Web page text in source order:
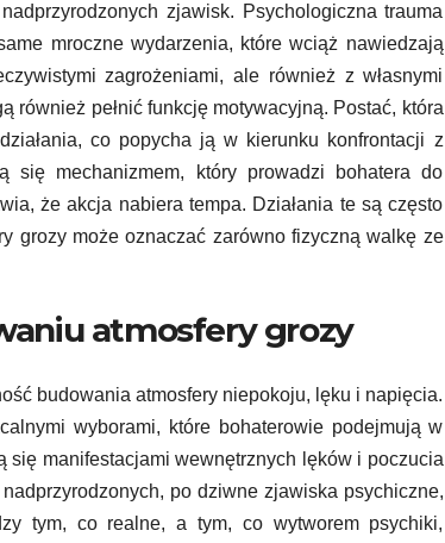
zjawisk. Psychologiczna trauma
mroczne wydarzenia, które wciąż nawiedzają
zagrożeniami, ale również z własnymi
również pełnić funkcję motywacyjną. Postać, która
co popycha ją w kierunku konfrontacji z
się mechanizmem, który prowadzi bohatera do
że akcja nabiera tempa. Działania te są często
grozy może oznaczać zarówno fizyczną walkę ze
atmosfery grozy
budowania atmosfery niepokoju, lęku i napięcia.
wyborami, które bohaterowie podejmują w
manifestacjami wewnętrznych lęków i poczucia
po dziwne zjawiska psychiczne,
tym, co realne, a tym, co wytworem psychiki,